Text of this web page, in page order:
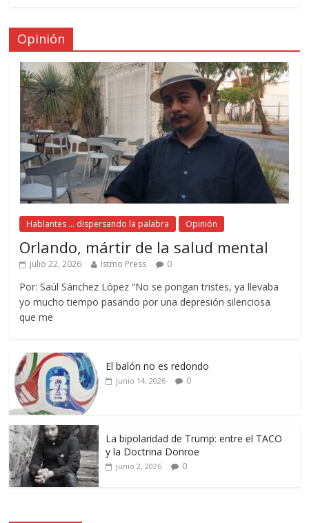
Opinión
Hablantes ... dispersando la palabra Opinión
Orlando, mártir de la salud mental
julio 22, 2026 Istmo Press 0
Por: Saúl Sánchez López “No se pongan tristes, ya llevaba
yo mucho tiempo pasando por una depresión silenciosa
que me
El balón no es redondo
junio 14, 2026 0
La bipolaridad de Trump: entre el TACO
y la Doctrina Donroe
junio 2, 2026 0